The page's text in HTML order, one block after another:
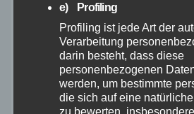
Oktober 2025
September 2025
August 2025
e) Profiling
Profiling ist jede Art der
Verarbeitung
darin besteht, dass diese
personenbezogenen
werden, um bestimmte
die sich auf eine
zu bewerten,